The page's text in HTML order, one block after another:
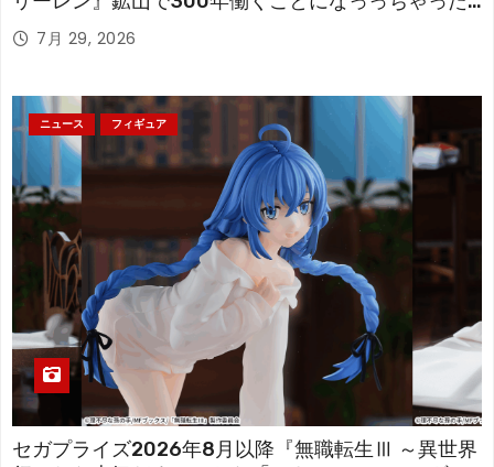
「フリーレン」を立体化！
7月 29, 2026
ニュース フィギュア
セガプライズ2026年8月以降『無職転生Ⅲ ～異世界